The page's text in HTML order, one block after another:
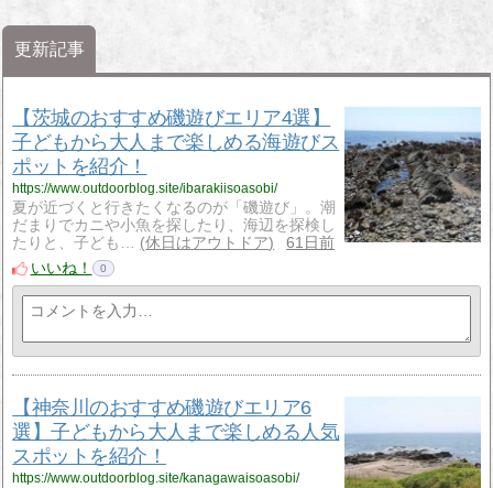
更新記事
【茨城のおすすめ磯遊びエリア4選】
子どもから大人まで楽しめる海遊びス
ポットを紹介！
https://www.outdoorblog.site/ibarakiisoasobi/
夏が近づくと行きたくなるのが「磯遊び」。潮
だまりでカニや小魚を探したり、海辺を探検し
たりと、子ども…
休日はアウトドア
61日前
いいね！
0
【神奈川のおすすめ磯遊びエリア6
選】子どもから大人まで楽しめる人気
スポットを紹介！
https://www.outdoorblog.site/kanagawaisoasobi/